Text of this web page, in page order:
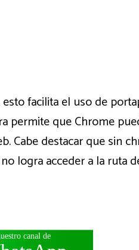
facilita el uso de
permite que Chrome
Cabe destacar que sin
logra acceder a la ruta